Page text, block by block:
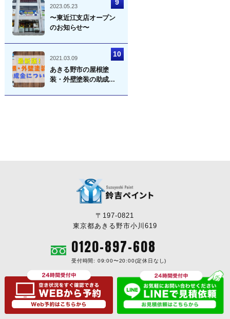
2023.05.23
〜東近江支店オープン
のお知らせ〜
2021.03.09
あきる野市の屋根塗
装・外壁塗装の助成...
〒197-0821
東京都あきる野市小川619
0120-897-608
受付時間: 09:00〜20:00(定休日なし)